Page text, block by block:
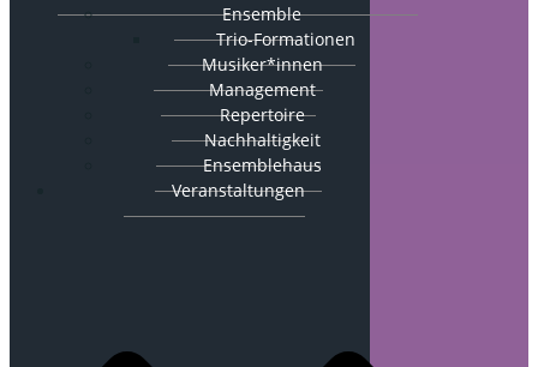
Ensemble
Trio-Formationen
Musiker*innen
Management
Repertoire
Nachhaltigkeit
Ensemblehaus
Veranstaltungen